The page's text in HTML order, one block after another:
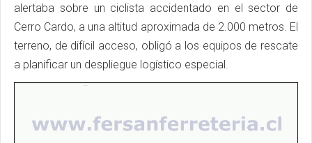
alertaba sobre un ciclista accidentado en el sector de
Cerro Cardo, a una altitud aproximada de 2.000 metros. El
terreno, de difícil acceso, obligó a los equipos de rescate
a planificar un despliegue logístico especial.